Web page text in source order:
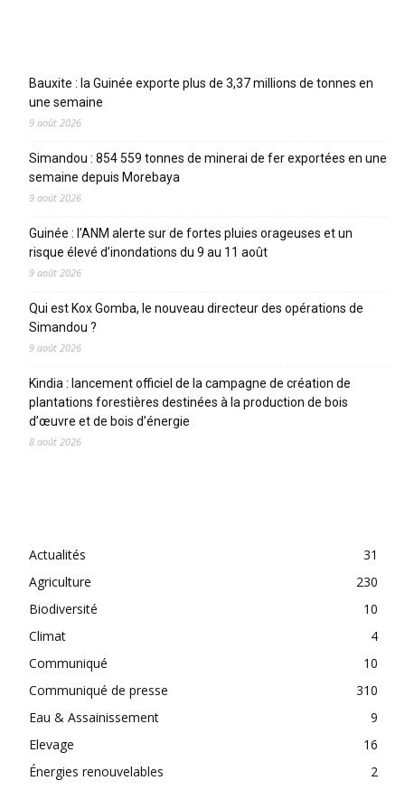
Bauxite : la Guinée exporte plus de 3,37 millions de tonnes en
une semaine
9 août 2026
Simandou : 854 559 tonnes de minerai de fer exportées en une
semaine depuis Morebaya
9 août 2026
Guinée : l’ANM alerte sur de fortes pluies orageuses et un
risque élevé d’inondations du 9 au 11 août
9 août 2026
Qui est Kox Gomba, le nouveau directeur des opérations de
Simandou ?
9 août 2026
Kindia : lancement officiel de la campagne de création de
plantations forestières destinées à la production de bois
d’œuvre et de bois d’énergie
8 août 2026
Actualités
31
Agriculture
230
Biodiversité
10
Climat
4
Communiqué
10
Communiqué de presse
310
Eau & Assainissement
9
Elevage
16
Énergies renouvelables
2